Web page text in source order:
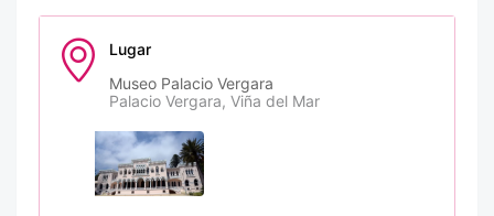
Lugar
Museo Palacio Vergara
Palacio Vergara, Viña del Mar